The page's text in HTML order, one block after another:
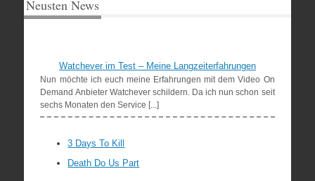
Neusten News
Watchever im Test – Meine Langzeiterfahrungen
Nun möchte ich euch meine Erfahrungen mit dem Video On
Demand Anbieter Watchever schildern. Da ich nun schon seit
sechs Monaten den Service [...]
3 Days To Kill
Death Do Us Part